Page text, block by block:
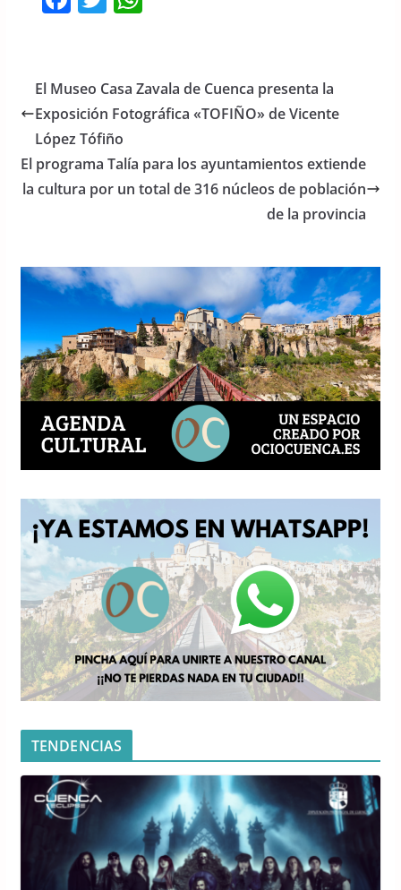
e
b
o
o
k
er s
A
p
El Museo Casa Zavala de Cuenca presenta la
Exposición Fotográfica «TOFIÑO» de Vicente
López Tófiño
El programa Talía para los ayuntamientos extiende
la cultura por un total de 316 núcleos de población
de la provincia
TENDENCIAS